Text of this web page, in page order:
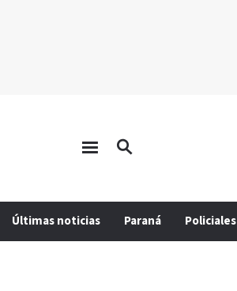
Últimas noticias Paraná Policiales